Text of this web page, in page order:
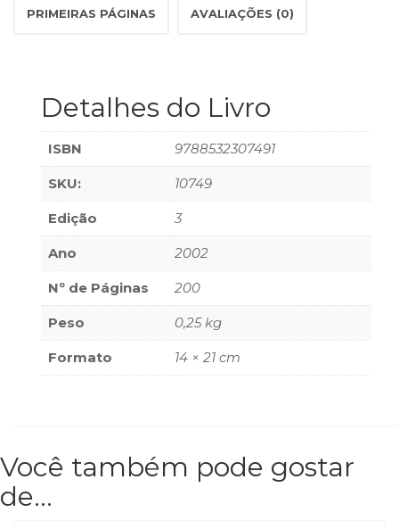
Psicologia,
(33)
Puericultura
(23)
Rádio
(8)
e
Comunicação
Empresarial
(31)
Religião,
(132)
Sem
categoria
PRIMEIRAS PÁGINAS AVALIAÇÕES (0)
Detalhes do Livro
ISBN 9788532307491
SKU: 10749
Edição 3
Ano 2002
Nº de Páginas 200
Peso 0,25 kg
Formato 14 × 21 cm
Você também pode gostar
de…